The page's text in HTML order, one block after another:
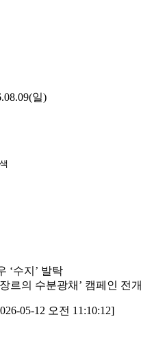
일)
‘수지’ 발탁
르의 수분광채’ 캠페인 전개
05-12 오전 11:10:12]